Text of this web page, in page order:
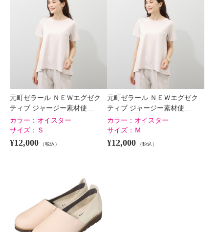
元町ゼラール ＮＥＷエグゼク
ティブ ジャージー素材使…
カラー： オイスター
サイズ： Ｓ
¥12,000 （税込）
元町ゼラール ＮＥＷエグゼク
ティブ ジャージー素材使…
カラー： オイスター
サイズ： Ｍ
¥12,000 （税込）